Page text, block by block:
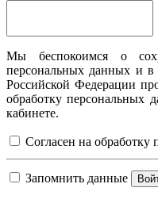
Мы беспокоимся о
персональных данных и в
Российской Федерации
обработку персональных
кабинете.
Согласен на
Запомнить данные